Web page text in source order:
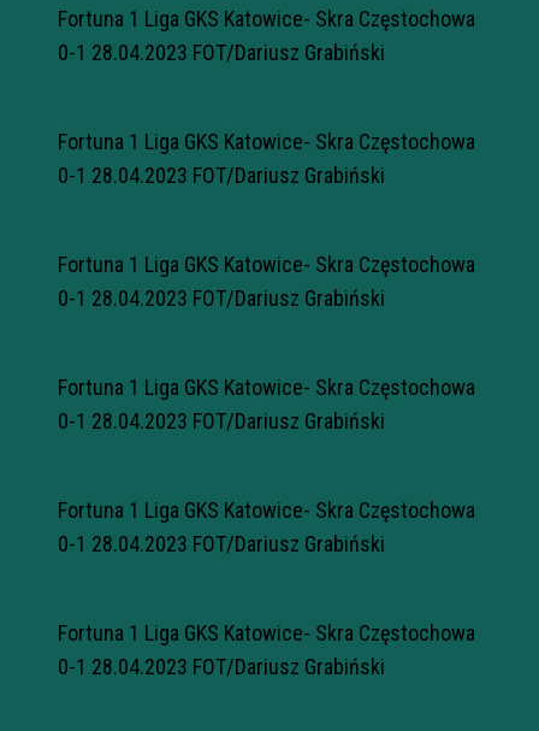
Fortuna 1 Liga GKS Katowice- Skra Częstochowa
0-1 28.04.2023 FOT/Dariusz Grabiński
Fortuna 1 Liga GKS Katowice- Skra Częstochowa
0-1 28.04.2023 FOT/Dariusz Grabiński
Fortuna 1 Liga GKS Katowice- Skra Częstochowa
0-1 28.04.2023 FOT/Dariusz Grabiński
Fortuna 1 Liga GKS Katowice- Skra Częstochowa
0-1 28.04.2023 FOT/Dariusz Grabiński
Fortuna 1 Liga GKS Katowice- Skra Częstochowa
0-1 28.04.2023 FOT/Dariusz Grabiński
Fortuna 1 Liga GKS Katowice- Skra Częstochowa
0-1 28.04.2023 FOT/Dariusz Grabiński